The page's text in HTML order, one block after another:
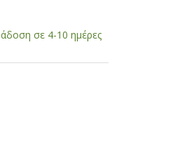
σε 4-10 ημέρες